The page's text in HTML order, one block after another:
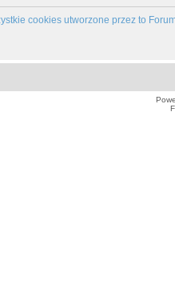
cookies utworzone przez to